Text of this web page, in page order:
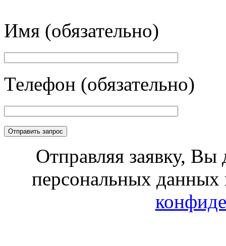
Имя (обязательно)
Телефон (обязательно)
Отправляя заявку, Вы
персональных данных